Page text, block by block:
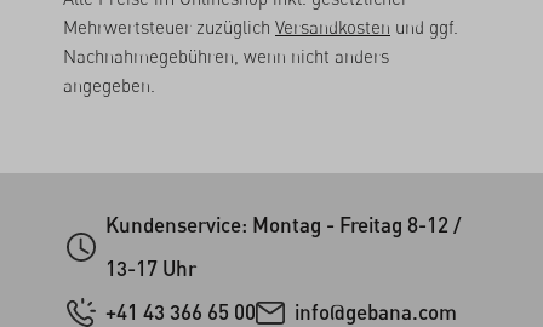
Mehrwertsteuer zuzüglich Versandkosten und ggf.
Nachnahmegebühren, wenn nicht anders
angegeben.
Kundenservice: Montag - Freitag 8-12 /
13-17 Uhr
+41 43 366 65 00
info@gebana.com